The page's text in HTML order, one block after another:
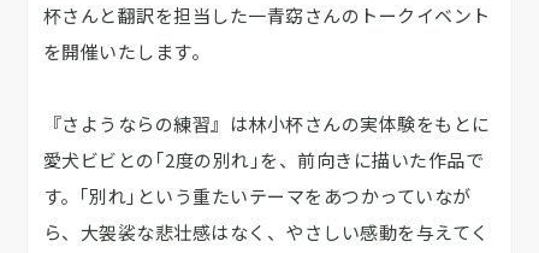
杯さんと翻訳を担当した一青窈さんのトークイベント
を開催いたします。
『さようならの練習』は林小杯さんの実体験をもとに
愛犬ビビとの｢2度の別れ｣を、前向きに描いた作品で
す。｢別れ｣という重たいテーマをあつかっていなが
ら、大袈裟な悲壮感はなく、やさしい感動を与えてく